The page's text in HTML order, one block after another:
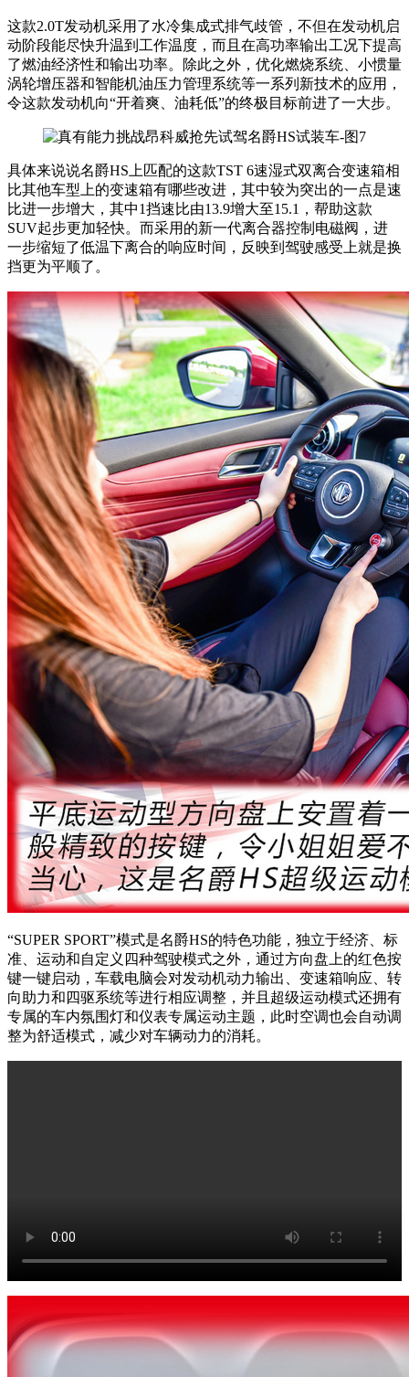
这款2.0T发动机采用了水冷集成式排气歧管，不但在发动机启
动阶段能尽快升温到工作温度，而且在高功率输出工况下提高
了燃油经济性和输出功率。除此之外，优化燃烧系统、小惯量
涡轮增压器和智能机油压力管理系统等一系列新技术的应用，
令这款发动机向“开着爽、油耗低”的终极目标前进了一大步。
具体来说说名爵HS上匹配的这款TST 6速湿式双离合变速箱相
比其他车型上的变速箱有哪些改进，其中较为突出的一点是速
比进一步增大，其中1挡速比由13.9增大至15.1，帮助这款
SUV起步更加轻快。而采用的新一代离合器控制电磁阀，进
一步缩短了低温下离合的响应时间，反映到驾驶感受上就是换
挡更为平顺了。
“SUPER SPORT”模式是名爵HS的特色功能，独立于经济、标
准、运动和自定义四种驾驶模式之外，通过方向盘上的红色按
键一键启动，车载电脑会对发动机动力输出、变速箱响应、转
向助力和四驱系统等进行相应调整，并且超级运动模式还拥有
专属的车内氛围灯和仪表专属运动主题，此时空调也会自动调
整为舒适模式，减少对车辆动力的消耗。